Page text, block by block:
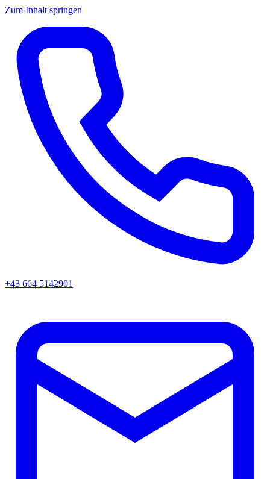
Zum Inhalt springen
+43 664 5142901